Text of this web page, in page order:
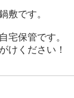
敷です。
宅保管です。
けください！